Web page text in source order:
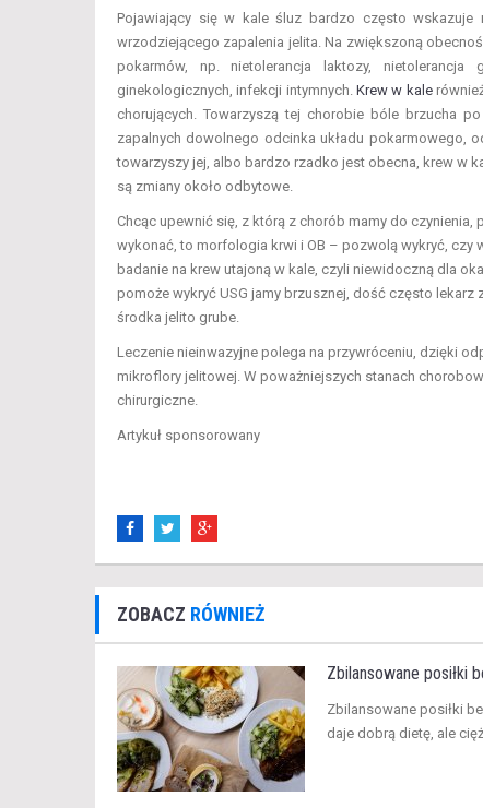
Pojawiający się w kale śluz bardzo często wskazuje
wrzodziejącego zapalenia jelita. Na zwiększoną
pokarmów, np. nietolerancja laktozy,
ginekologicznych, infekcji intymnych. Krew w kale
chorujących. Towarzyszą tej chorobie bóle brzucha
zapalnych dowolnego odcinka układu pokarmowego,
towarzyszy jej, albo bardzo rzadko jest obecna, krew w
są zmiany około odbytowe.
Chcąc upewnić się, z którą z chorób mamy do
wykonać, to morfologia krwi i OB – pozwolą wykryć,
badanie na krew utajoną w kale, czyli niewidoczną dla
pomoże wykryć USG jamy brzusznej, dość często
środka jelito grube.
Leczenie nieinwazyjne polega na przywróceniu, dzięki
mikroflory jelitowej. W poważniejszych stanach
chirurgiczne.
Artykuł sponsorowany
ZOBACZ RÓWNIEŻ
Zbilansowane posiłki
​Zbilansowane posiłki
daje dobrą dietę, ale